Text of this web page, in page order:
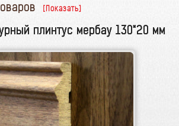
плинтус мербау 130*20 мм